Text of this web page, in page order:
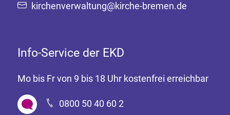
kirchenverwaltung@kirche-bremen.de
Info-Service der EKD
Mo bis Fr von 9 bis 18 Uhr kostenfrei erreichbar
0800 50 40 60 2